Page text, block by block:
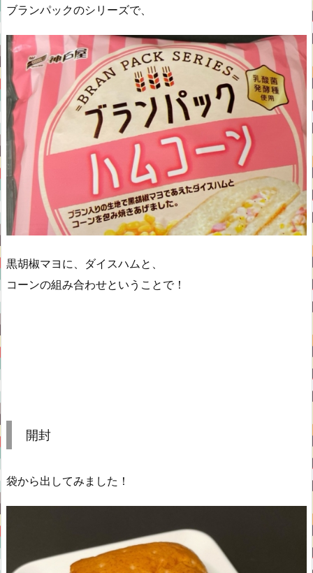
ブランパックのシリーズで、
黒胡椒マヨに、ダイスハムと、
コーンの組み合わせということで！
開封
袋から出してみました！